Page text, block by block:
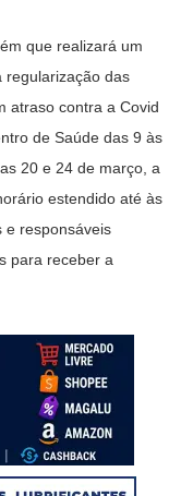
que realizará um
regularização das
atraso contra a Covid
de Saúde das 9 às
20 e 24 de março, a
estendido até às
e responsáveis
para receber a